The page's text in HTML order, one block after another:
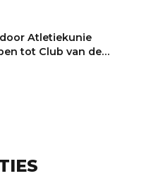
Atletiekunie
tot Club van de